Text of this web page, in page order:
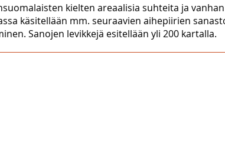
kielten areaalisia suhteita ja
käsitellään mm. seuraavien aihepiirien
Sanojen levikkejä esitellään yli 200 kartalla.